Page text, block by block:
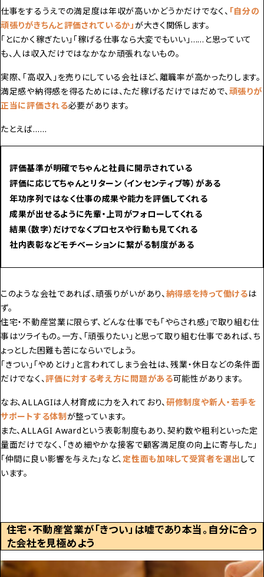
仕事をするうえでの満足度は年収が高いかどうかだけでなく、 「自分の
頑張りがきちんと評価されているか」が大きく関係します。
「とにかく稼ぎたい」「稼げる仕事なら大変でもいい」……と思っていて
も、人は収入だけではなかなか頑張れないもの。
実際、「高収入」を売りにしている会社ほど、離職率が高かったりします。
満足感や納得感を得るためには、ただ稼げるだけではだめで、頑張りが
正当に評価される必要があります。
たとえば……
評価基準が明確でちゃんと社員に開示されている
評価に応じてちゃんとリターン（インセンティブ等）がある
年功序列ではなく仕事の成果や能力を評価してくれる
成果が出せるように先輩・上司がフォローしてくれる
結果（数字）だけでなくプロセスや行動も見てくれる
社内表彰などモチベーションに繋がる制度がある
このような会社であれば、頑張りがいがあり、納得感を持って働けるは
ず。
住宅・不動産営業に限らず、どんな仕事でも「やらされ感」で取り組む仕
事はツライもの。一方、「頑張りたい」と思って取り組む仕事であれば、ち
ょっとした困難も苦にならいでしょう。
「きつい」「やめとけ」と言われてしまう会社は、残業・休日などの条件面
だけでなく、評価に対する考え方に問題がある可能性があります。
なお、ALLAGIは人材育成に力を入れており、研修制度や新人・若手を
サポートする体制が整っています。
また、ALLAGI Awardという表彰制度もあり、契約数や粗利といった定
量面だけでなく、「きめ細やかな接客で顧客満足度の向上に寄与した」
「仲間に良い影響を与えた」など、定性面も加味して受賞者を選出 して
います。
住宅・不動産営業が「きつい」は嘘であり本当。自分に合っ
た会社を見極めよう